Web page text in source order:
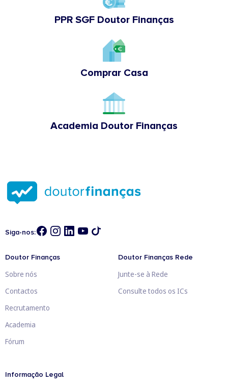
PPR SGF Doutor Finanças
Comprar Casa
Academia Doutor Finanças
Siga-nos:
Doutor Finanças
Sobre nós
Contactos
Recrutamento
Academia
Fórum
Doutor Finanças Rede
Junte-se à Rede
Consulte todos os ICs
Informação Legal